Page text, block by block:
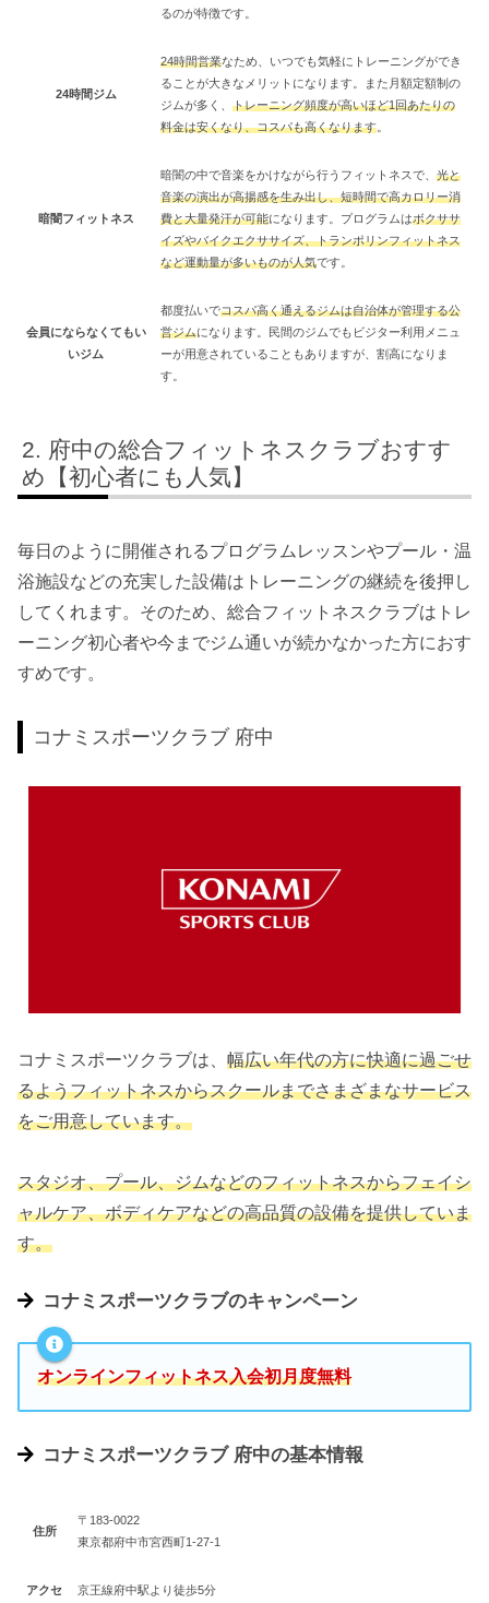
るのが特徴です。
24時間ジム
24時間営業なため、いつでも気軽にトレーニングができ
ることが大きなメリットになります。また月額定額制の
ジムが多く、 トレーニング頻度が高いほど1回あたりの
料金は安くなり、コスパも高くなります
暗闇フィットネス
暗闇の中で音楽をかけながら行うフィットネスで、 光と
音楽の演出が高揚感を生み出し、短時間で高カロリー消
費と大量発汗が可能になります。プログラムはボクササ
イズやバイクエクササイズ、トランポリンフィットネス
など運動量が多いものが人気です。
会員にならなくてもい
いジム
都度払いでコスパ高く通えるジムは自治体が管理する公
営ジムになります。民間のジムでもビジター利用メニュ
ーが用意されていることもありますが、割高になりま
す。
府中の総合フィットネスクラブおすす
め【初心者にも人気】
毎日のように開催されるプログラムレッスンやプール・温
浴施設などの充実した設備はトレーニングの継続を後押し
してくれます。そのため、総合フィットネスクラブはトレ
ーニング初心者や今までジム通いが続かなかった方におす
すめです。
コナミスポーツクラブ 府中
コナミスポーツクラブは、 幅広い年代の方に快適に過ごせ
るようフィットネスからスクールまでさまざまなサービス
をご用意しています。
スタジオ、プール、ジムなどのフィットネスからフェイシ
ャルケア、ボディケアなどの高品質の設備を提供していま
す。
コナミスポーツクラブのキャンペーン
オンラインフィットネス入会初月度無料
コナミスポーツクラブ 府中の基本情報
住所
〒183-0022
東京都府中市宮西町1-27-1
アクセ 京王線府中駅より徒歩5分